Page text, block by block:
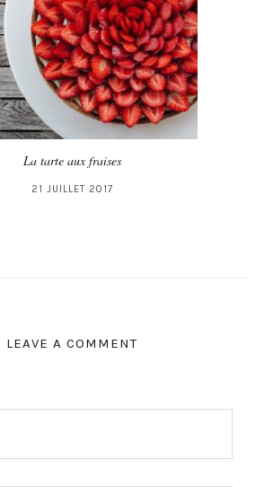
La tarte aux fraises
21 JUILLET 2017
LEAVE A COMMENT